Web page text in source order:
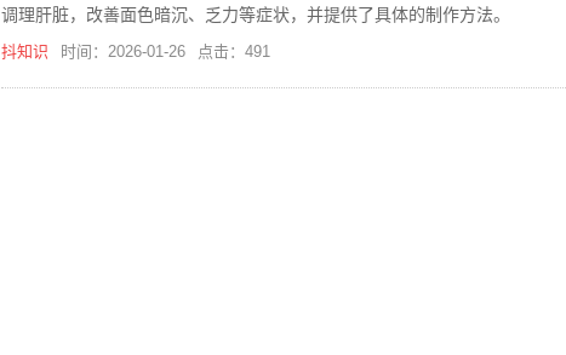
调理肝脏，改善面色暗沉、乏力等症状，并提供了具体的制作方法。
抖知识 时间：2026-01-26 点击：491